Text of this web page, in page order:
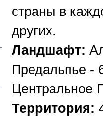
страны в
других.
Ландшафт:
Предальпье -
Центральное
Территория: